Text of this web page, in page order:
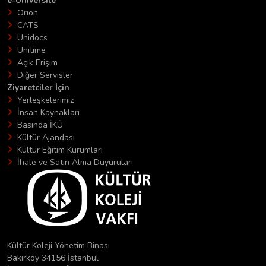
Orion
CATS
Unidocs
Unitime
Açık Erişim
Diğer Servisler
Ziyaretciler İçin
Yerleşkelerimiz
İnsan Kaynakları
Basında İKÜ
Kültür Ajandası
Kültür Eğitim Kurumları
İhale ve Satın Alma Duyuruları
Kültür Koleji Yönetim Binası
Bakırköy 34156 İstanbul